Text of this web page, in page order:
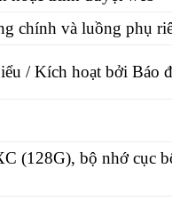
chính và luồng phụ
/ Kích hoạt bởi Báo
(128G), bộ nhớ cục